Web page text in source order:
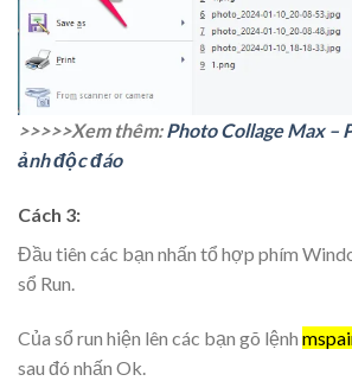
>>>>>Xem thêm:Photo Collage Max –
ảnh độc đáo
Cách 3:
Đầu tiên các bạn nhấn tổ hợp phím
sổ Run.
Của sổ run hiện lên các bạn gõ lệnh
sau đó nhấn Ok.